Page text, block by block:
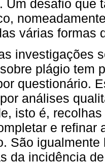
Um desafio que
várias formas
investigações
plágio tem
questionário.
análises
isto é,
e refinar
São
da incidência